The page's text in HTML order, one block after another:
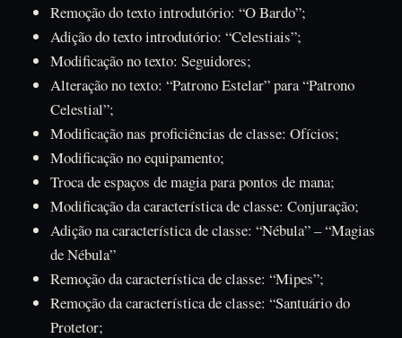
Remoção do texto introdutório: “O Bardo”;
Adição do texto introdutório: “Celestiais”;
Modificação no texto: Seguidores;
Alteração no texto: “Patrono Estelar” para “Patrono
Celestial”;
Modificação nas proficiências de classe: Ofícios;
Modificação no equipamento;
Troca de espaços de magia para pontos de mana;
Modificação da característica de classe: Conjuração;
Adição na característica de classe: “Nébula” – “Magias
de Nébula”
Remoção da característica de classe: “Mipes”;
Remoção da característica de classe: “Santuário do
Protetor;